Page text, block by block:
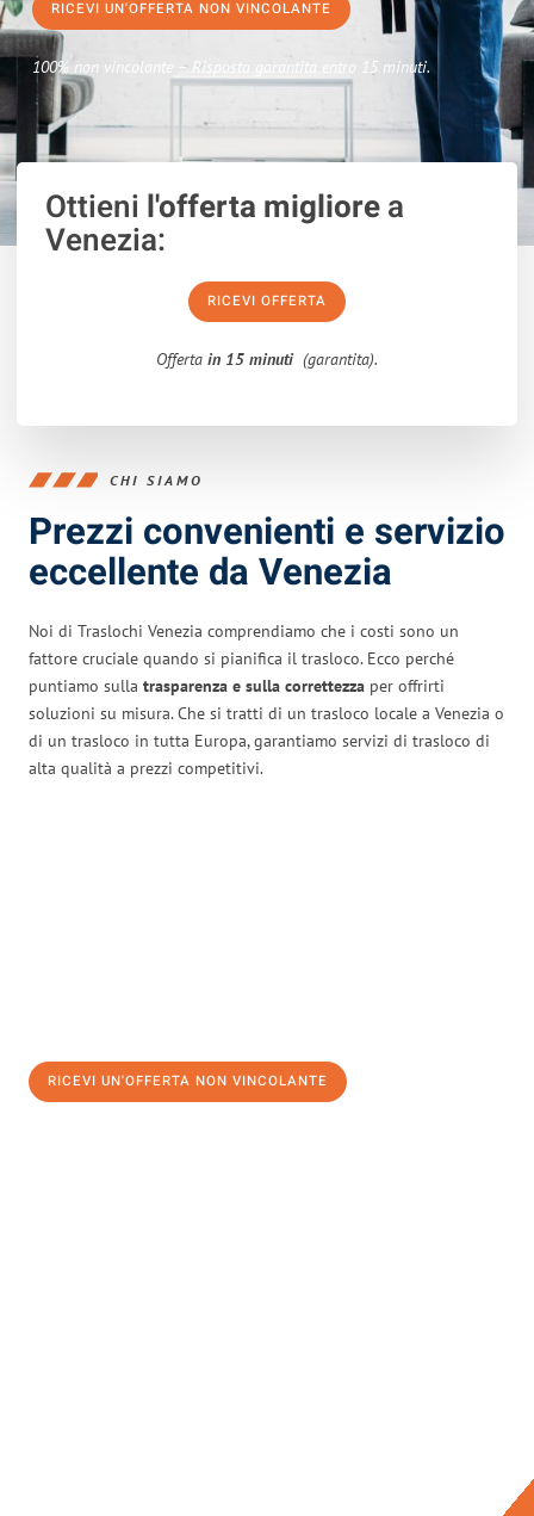
RICEVI UN'OFFERTA NON VINCOLANTE
100% non vincolante – Risposta garantita entro 15 minuti.
Ottieni l'offerta migliorea
Venezia:
RICEVI OFFERTA
Offerta in 15 minuti (garantita).
CHI SIAMO
Prezzi convenienti e servizio
eccellente da Venezia
Noi di Traslochi Venezia comprendiamo che i costi sono un
fattore cruciale quando si pianifica il trasloco. Ecco perché
puntiamo sulla trasparenza e sulla correttezza per offrirti
soluzioni su misura. Che si tratti di un trasloco locale a Venezia o
di un trasloco in tutta Europa, garantiamo servizi di trasloco di
alta qualità a prezzi competitivi.
RICEVI UN'OFFERTA NON VINCOLANTE